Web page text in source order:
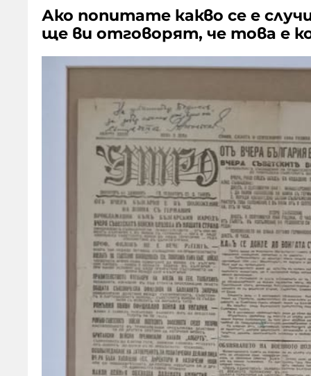
Ако попитате какво се е
ще ви отговорят, че това е